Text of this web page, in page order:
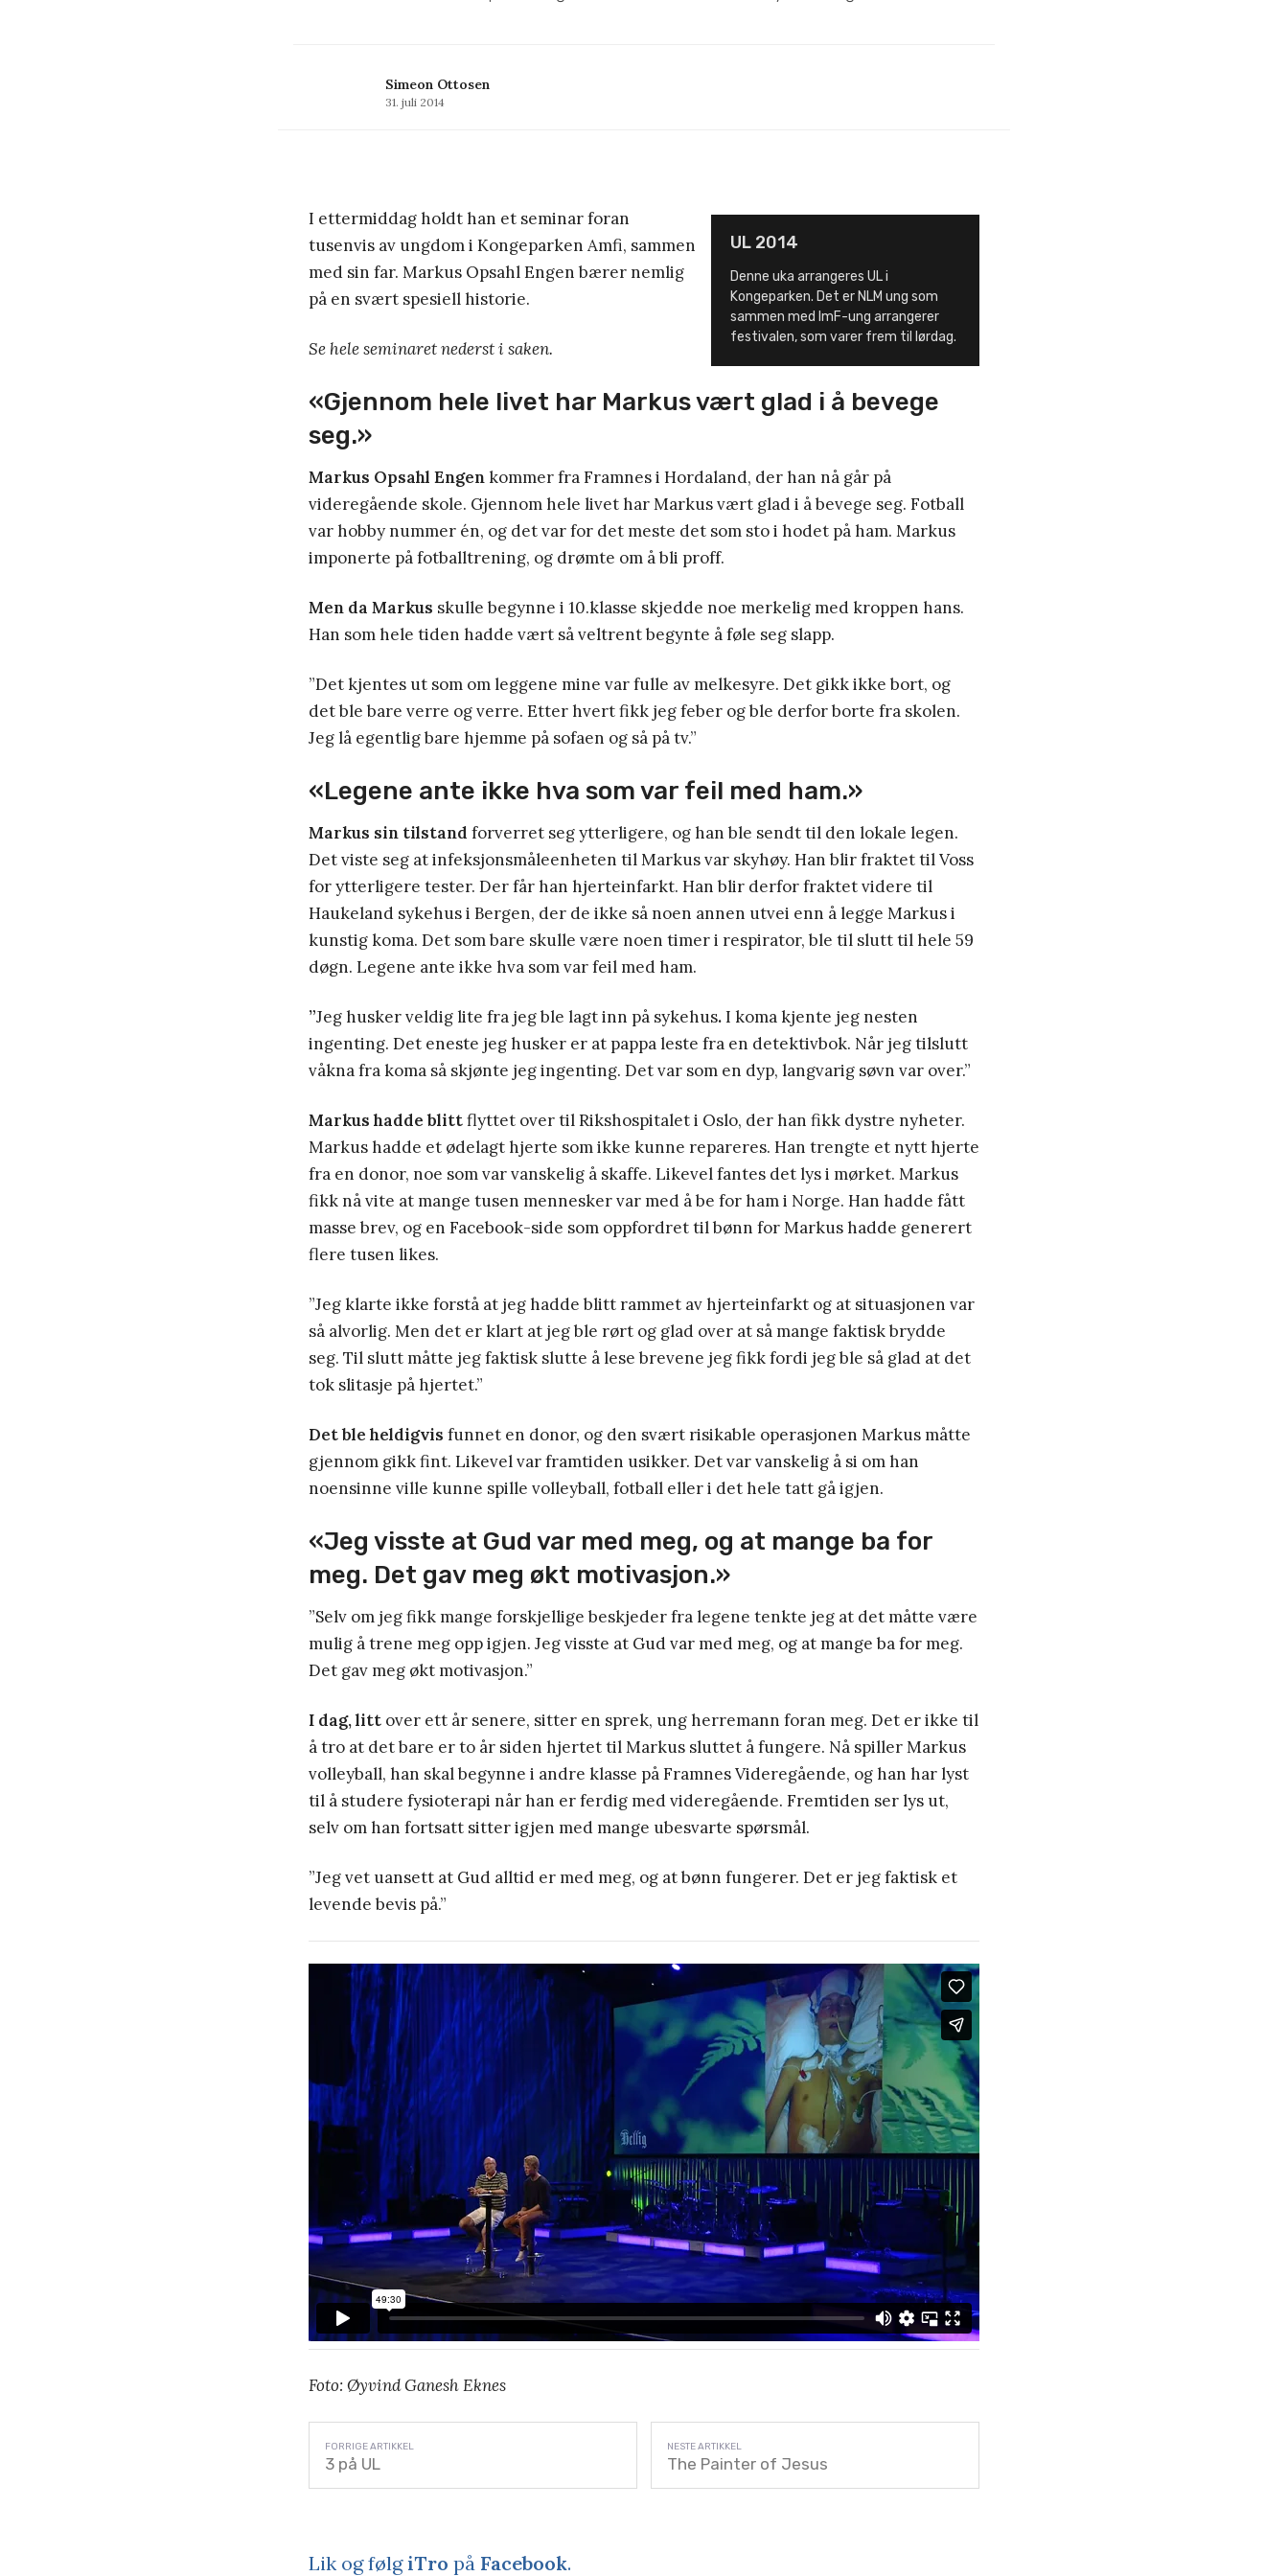
Simeon Ottosen
31. juli 2014
UL 2014
Denne uka arrangeres UL i
Kongeparken. Det er NLM ung som
sammen med ImF-ung arrangerer
festivalen, som varer frem til lørdag.
I ettermiddag holdt han et seminar foran
tusenvis av ungdom i Kongeparken Amfi, sammen
med sin far. Markus Opsahl Engen bærer nemlig
på en svært spesiell historie.
Se hele seminaret nederst i saken.
«Gjennom hele livet har Markus vært glad i å bevege
seg.»
Markus Opsahl Engenkommer fra Framnes i Hordaland, der han nå går på
videregående skole. Gjennom hele livet har Markus vært glad i å bevege seg. Fotball
var hobby nummer én, og det var for det meste det som sto i hodet på ham. Markus
imponerte på fotballtrening, og drømte om å bli proff.
Men da Markus skulle begynne i 10.klasse skjedde noe merkelig med kroppen hans.
Han som hele tiden hadde vært så veltrent begynte å føle seg slapp.
”Det kjentes ut som om leggene mine var fulle av melkesyre. Det gikk ikke bort, og
det ble bare verre og verre. Etter hvert fikk jeg feber og ble derfor borte fra skolen.
Jeg lå egentlig bare hjemme på sofaen og så på tv.”
«Legene ante ikke hva som var feil med ham.»
Markus sin tilstand forverret seg ytterligere, og han ble sendt til den lokale legen.
Det viste seg at infeksjonsmåleenheten til Markus var skyhøy. Han blir fraktet til Voss
for ytterligere tester. Der får han hjerteinfarkt. Han blir derfor fraktet videre til
Haukeland sykehus i Bergen, der de ikke så noen annen utvei enn å legge Markus i
kunstig koma. Det som bare skulle være noen timer i respirator, ble til slutt til hele 59
døgn. Legene ante ikke hva som var feil med ham.
”Jeg husker veldig lite fra jeg ble lagt inn på sykehus.I koma kjente jeg nesten
ingenting. Det eneste jeg husker er at pappa leste fra en detektivbok. Når jeg tilslutt
våkna fra koma så skjønte jeg ingenting. Det var som en dyp, langvarig søvn var over.”
Markus hadde blittflyttet over til Rikshospitalet i Oslo, der han fikk dystre nyheter.
Markus hadde et ødelagt hjerte som ikke kunne repareres. Han trengte et nytt hjerte
fra en donor, noe som var vanskelig å skaffe. Likevel fantes det lys i mørket. Markus
fikk nå vite at mange tusen mennesker var med å be for ham i Norge. Han hadde fått
masse brev, og en Facebook-side som oppfordret til bønn for Markus hadde generert
flere tusen likes.
”Jeg klarte ikke forstå at jeg hadde blitt rammet av hjerteinfarkt og at situasjonen var
så alvorlig. Men det er klart at jeg ble rørt og glad over at så mange faktisk brydde
seg. Til slutt måtte jeg faktisk slutte å lese brevene jeg fikk fordi jeg ble så glad at det
tok slitasje på hjertet.”
Det ble heldigvis funnet en donor, og den svært risikable operasjonen Markus måtte
gjennom gikk fint. Likevel var framtiden usikker. Det var vanskelig å si om han
noensinne ville kunne spille volleyball, fotball eller i det hele tatt gå igjen.
«Jeg visste at Gud var med meg, og at mange ba for
meg. Det gav meg økt motivasjon.»
”Selv om jeg fikk mange forskjellige beskjeder fra legene tenkte jeg at det måtte være
mulig å trene meg opp igjen. Jeg visste at Gud var med meg, og at mange ba for meg.
Det gav meg økt motivasjon.”
I dag, litt over ett år senere, sitter en sprek, ung herremann foran meg. Det er ikke til
å tro at det bare er to år siden hjertet til Markus sluttet å fungere. Nå spiller Markus
volleyball, han skal begynne i andre klasse på Framnes Videregående, og han har lyst
til å studere fysioterapi når han er ferdig med videregående. Fremtiden ser lys ut,
selv om han fortsatt sitter igjen med mange ubesvarte spørsmål.
”Jeg vet uansett at Gud alltid er med meg, og at bønn fungerer. Det er jeg faktisk et
levende bevis på.”
Foto: Øyvind Ganesh Eknes
3 på UL The Painter of Jesus
Lik og følgiTro på Facebook.